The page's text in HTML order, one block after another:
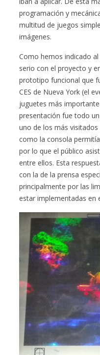
programación y
multitud de juegos
imágenes.
Como hemos indicado
serio con el proyecto y
prototipo funcional que
CES de Nueva York (el
juguetes más
presentación fue todo
uno de los más
como la consola
por lo que el público
entre ellos. Esta
con la de la prensa
principalmente por las
estar implementadas en